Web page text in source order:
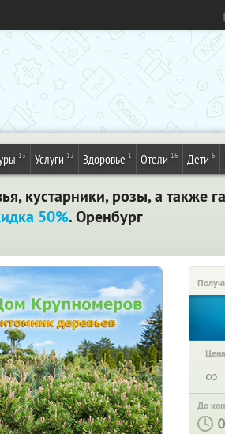
13 Услуги 12 Здоровье 1 Отели 16 Дети 6
кустарники, розы, а также
50%. Оренбург
∞
До